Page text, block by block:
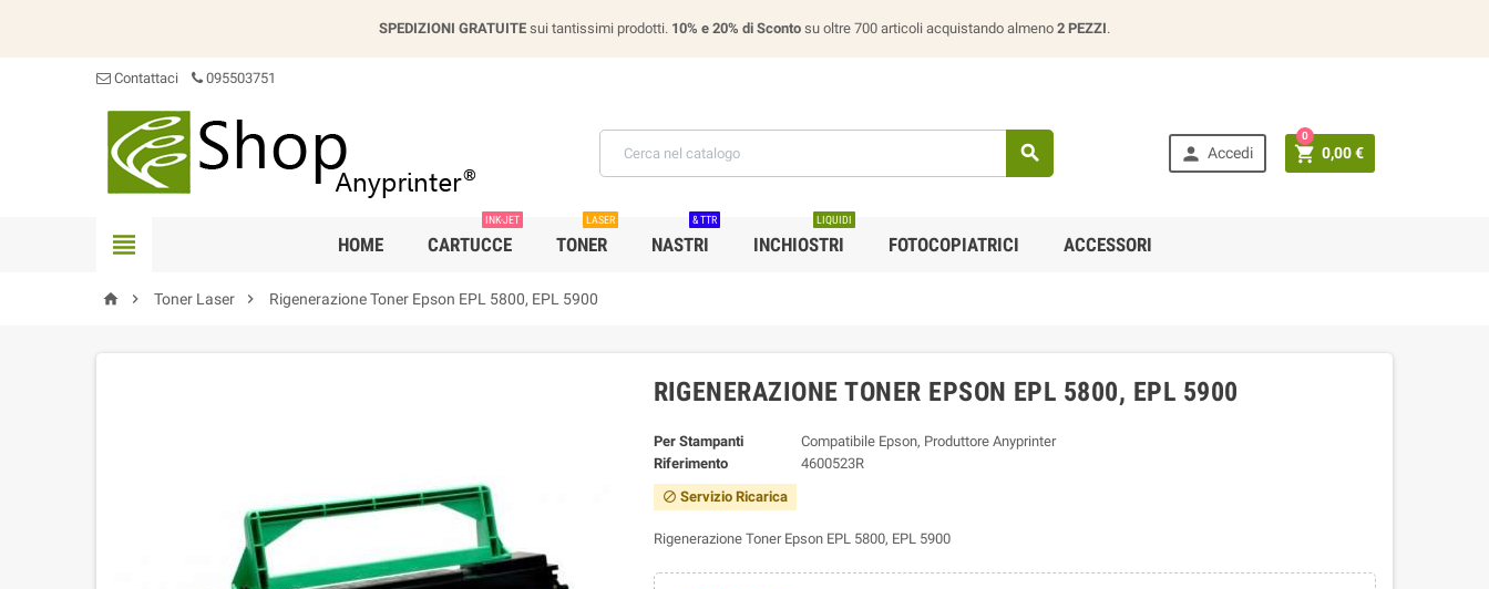
SPEDIZIONI GRATUITE sui tantissimi prodotti. 10% e 20% di Sconto su oltre 700 articoli acquistando almeno 2 PEZZI.
Contattaci 095503751
  Accedi  0,00 €
0
 HOME CARTUCCE
INK-JET
TONER
LASER
NASTRI
& TTR
INCHIOSTRI
LIQUIDI
FOTOCOPIATRICI ACCESSORI
  Toner Laser  Rigenerazione Toner Epson EPL 5800, EPL 5900
RIGENERAZIONE TONER EPSON EPL 5800, EPL 5900
Per Stampanti
Compatibile Epson, Produttore Anyprinter
Riferimento
4600523R
 Servizio Ricarica
Rigenerazione Toner Epson EPL 5800, EPL 5900